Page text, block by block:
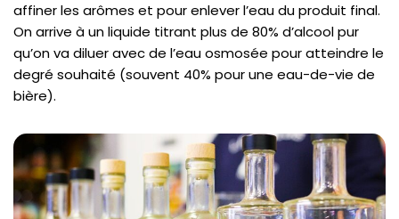
affiner les arômes et pour enlever l’eau du produit final.
On arrive à un liquide titrant plus de 80% d’alcool pur
qu’on va diluer avec de l’eau osmosée pour atteindre le
degré souhaité (souvent 40% pour une eau-de-vie de
bière).